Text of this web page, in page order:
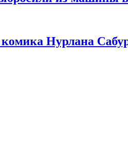
Нурлана